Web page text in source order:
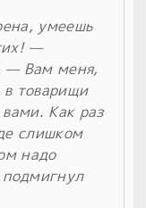
умеешь
—
— Вам меня,
в товарищи
Как раз
слишком
надо
подмигнул